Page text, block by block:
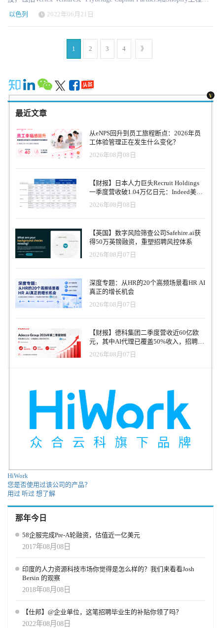
假。 社保适用范围：以色列籍雇员全部适用，外籍雇员仅需参保国
民保险内的工伤险 最低工资生效时间：2022年9月1号 来源：BIPO
而目前的工作招聘方法是过时的、无效的，而且往往有偏见。有了
少招聘的时间和成本，提高员工的保留率，并减少招聘的偏见"。 事
实证明，TaTiO将招聘时间减少了50%，招聘成本减少了30%。他们
已经为物流、客户支持、技术支持、销售、金融和保险等职位寻找
Boaz Shedletsky说："在这个数十亿美元的市场中，TaTiO正在提供一
个急需的平台和独特的前景。目前，人才短缺是世界各地的公司面
临的一个主要问题，从亚马逊等大型公共机构到较小的私营公司。
TaTiO完全有能力为招聘过程以及整个就业市场带来变化。" 关于
源和职业发展方面拥有四十年的专业知识。在他们的职业生涯中，
大部分时间都在共同致力于将弱势群体纳入劳动力市场。在近距离
目睹了就业市场的不足之后，他们与研发专家Nir Familier一起推出
了TaTiO，以解决就业招聘过程中的系统性问题。 TaTiO通过从以前
未开发的来源获取工人并评估他们的实际工作技能，使公司能够提
高大批量职位的候选人与雇员的比例。利用创新的工作评估模拟器
和人工智能性能分析，TaTiO的技术为每个招聘者的需求定义了理想
候选人的特征，同时帮助确保未来更有效的招聘。凭借数以万计的
候选人，TaTiO将来自不同背景的合格求职者与就业配对，招聘者不
必看申请表、简历或求职信。
项调查中，软件工程师表示，他们最大的职业动力是接受新的挑战
和不断学习。"为了建立成功的职业生涯，开发人员需要获得并不断
练习编码以外的各种技能，"Wilco的联合创始人兼首席执行官On
Freund说，"许多软技能和专业技术领域--如团队沟通、调试复杂系
统和应对危机--是开发人员只有在无数小时的实践经验中才能掌握
中的科技公司--一种旨在加速其职业发展的游戏式体验。在他们的
"新工作场所"，工程师们要完成一些任务，挑战他们在利用真实的工
具和技术的同时驾驭复杂的生活场景。 一个旨在磨练调试和沟通等
技能的任务开始时，开发人员通过工作场所的信息应用被告知幻想
中的公司的应用程序出现了神秘问题。开发人员必须分析数据以确
定受影响的用户，在他们自己的设备上重现该问题，找到有问题的
代码，并将他们的修正推送到公司在Github上的代码库。需要时，虚
拟同事的指导会通过消息应用程序提供，模拟现代远程工作环境。
Shopify的工程副总裁Farhan Thawar说："在我作为工程领导的整个职
业生涯中，我所面临的关键挑战之一是找到培养人才的方法，确保
奋的原因--现实的环境让我回到了我早期作为开发团队贡献者的日
子，而工程场景恰恰解决了那些难以教授的抽象技能。除此之外，
Wilco还设法通过叙事和讲故事创造了一个引人入胜的学习体验，使
Livshiz说，"有了Wilco，提高技能的机会不再取决于经理的善意，也
不再取决于是否有资源来承担耗时的辅助项目。任何级别的工程师
现在都可以以更快的速度持续发展他们的技能。" 凭借其独特的技能
许多机会仅限于那些已经领先的人或那些拥有强大社交网络的特
权，"Freund说，"Wilco的使命是让每一个开发人员，都能充分释放
他们的潜力，无论他们的背景或技能水平如何。" 目前可用的任务由
内容合作伙伴（包括New Relic、Applitools和JFrog）共同设计的任
务，使开发人员能够获得使用流行开发工具的实际经验。涵盖其他
工具和技术的任务将很快增加，并支持社区自编的内容。 "Wilco为
品所提供的价值，同时让开发人员快速获得专业知识。" 关于Wilco
Wilco使所有经验水平的软件工程师能够通过在沉浸式体验中获取和
磨练实践技能来提高技能。该平台是为模拟科技创业公司的情况而
建立的，它利用现实生活中的技术堆栈，向用户发送涵盖日常工程
个安全的类似于生活的环境来加速提高技能，Wilco帮助来自各种背
以色列 2022年06月21日
1 2 3 4 》
最近文章
从eNPS回升到员工旅程断点：2026年员
工体验管理正在发生什么变化？
2026年08月08日
【财报】日本人力巨头Recruit Holdings
一季度营收破1.04万亿日元：Indeed美国
收入逆势增长30%，AI招聘推动利润率升
至47.4%
2026年08月08日
【英国】数字风险筛查公司Safehire.ai获
得50万英镑融资，重塑招聘风控体系
2026年08月07日
深度专题：从HR的20个高频场景看HR AI
真正的增长机会
2026年08月07日
【财报】德科集团二季度营收近60亿欧
元，其中AI代理已覆盖50%收入，招聘服
务进入运营重构阶段
2026年08月07日
HiWork
您是否使用过该公司的产品？
用过 听过 想了解
那年今日
58企服完成Pre-A轮融资，估值近一亿美元
2017年08月08日
印度的人力资源科技市场你觉得是怎么样的？我们来看看Josh
Bersin 的观察
2018年08月08日
【仕邦】@企业单位，这笔招聘毕业生的补贴你领了吗？
2022年08月08日